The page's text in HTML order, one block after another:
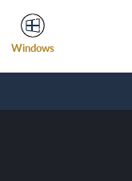
Windows